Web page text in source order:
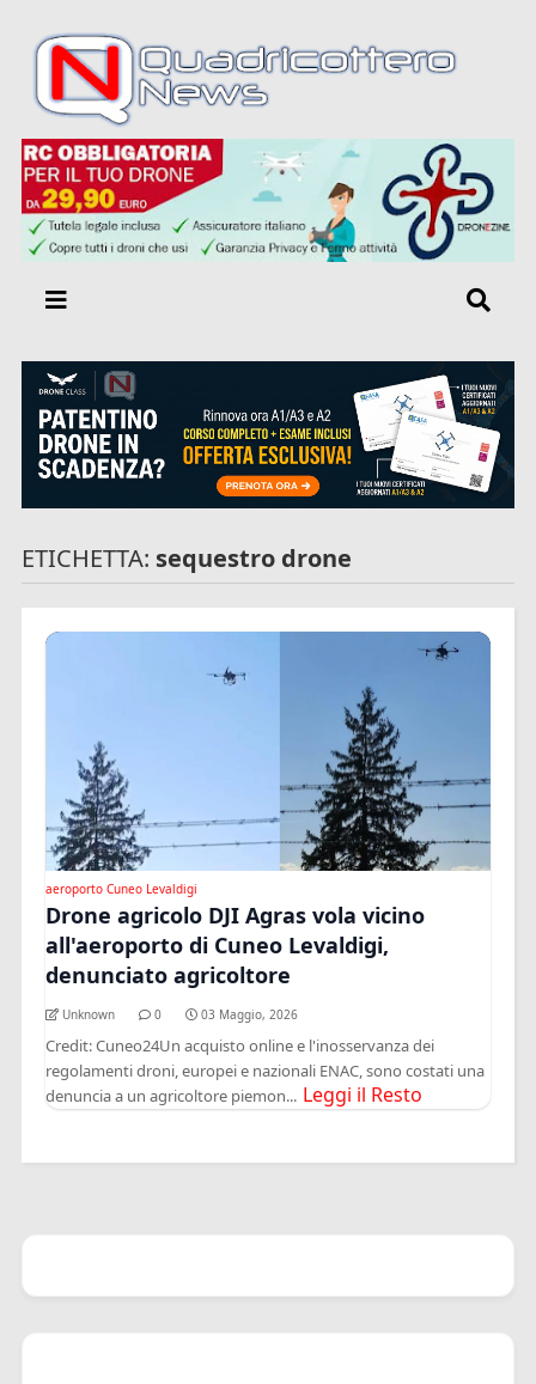
ETICHETTA: sequestro drone
aeroporto Cuneo Levaldigi
Drone agricolo DJI Agras vola vicino
all'aeroporto di Cuneo Levaldigi,
denunciato agricoltore
Unknown 0 03 Maggio, 2026
Credit: Cuneo24Un acquisto online e l'inosservanza dei
regolamenti droni, europei e nazionali ENAC, sono costati una
denuncia a un agricoltore piemon... Leggi il Resto